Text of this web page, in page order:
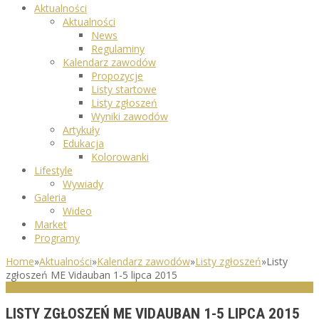
Aktualności
Aktualności
News
Regulaminy
Kalendarz zawodów
Propozycje
Listy startowe
Listy zgłoszeń
Wyniki zawodów
Artykuły
Edukacja
Kolorowanki
Lifestyle
Wywiady
Galeria
Wideo
Market
Programy
Home»Aktualności»Kalendarz zawodów»Listy zgłoszeń»Listy
zgłoszeń ME Vidauban 1-5 lipca 2015
LISTY ZGŁOSZEŃ ME VIDAUBAN 1-5 LIPCA 2015